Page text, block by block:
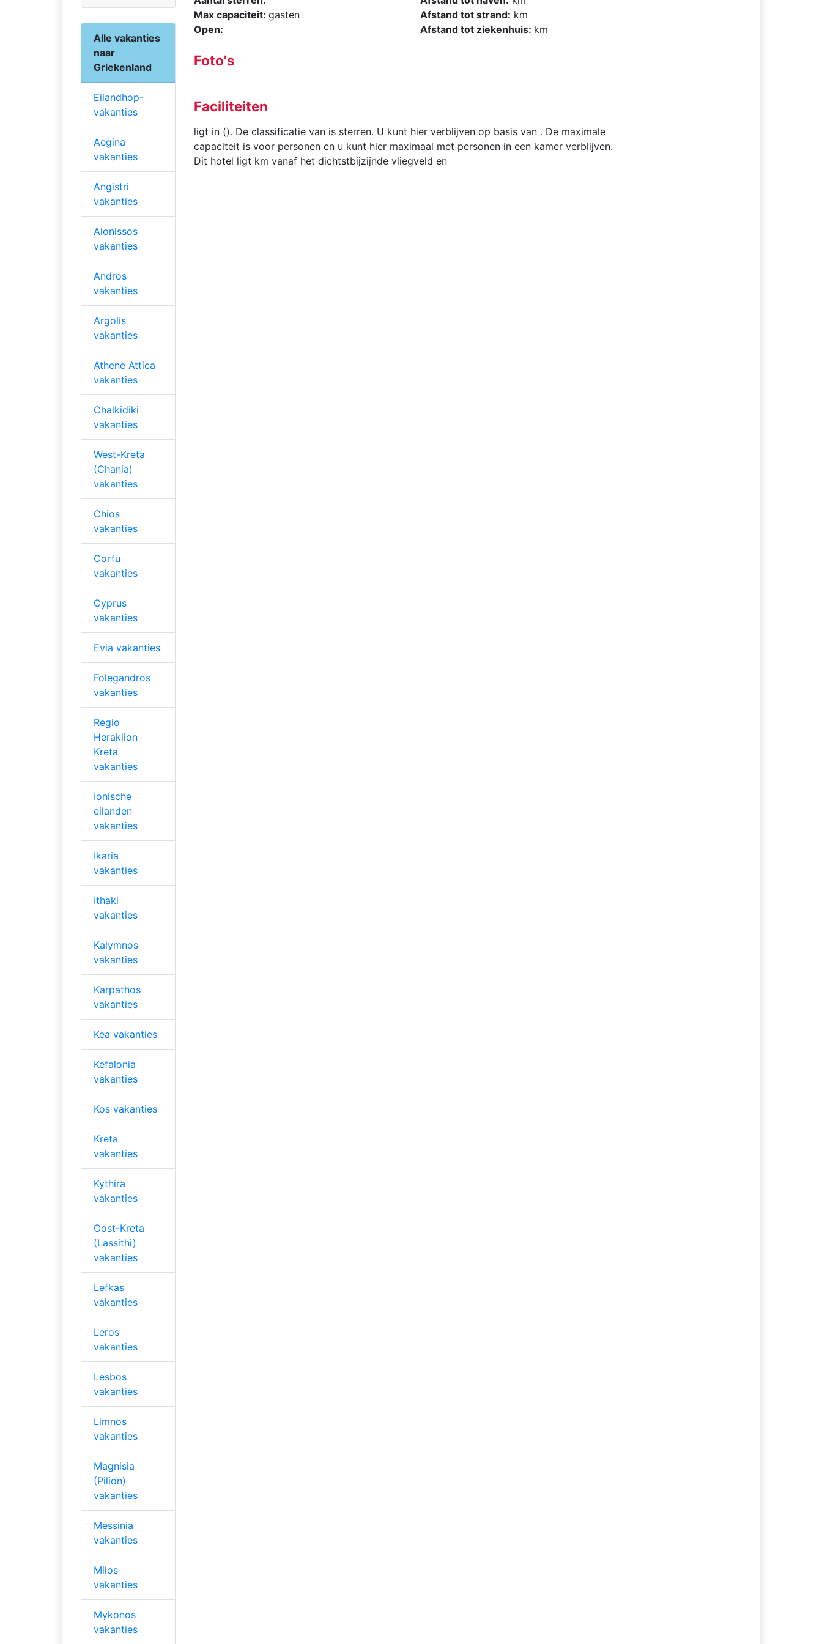
Alle vakanties
naar
Griekenland
Eilandhop-
vakanties
Aegina
vakanties
Angistri
vakanties
Alonissos
vakanties
Andros
vakanties
Argolis
vakanties
Athene Attica
vakanties
Chalkidiki
vakanties
West-Kreta
(Chania)
vakanties
Chios
vakanties
Corfu
vakanties
Cyprus
vakanties
Evia vakanties
Folegandros
vakanties
Regio
Heraklion
Kreta
vakanties
Ionische
eilanden
vakanties
Ikaria
vakanties
Ithaki
vakanties
Kalymnos
vakanties
Karpathos
vakanties
Kea vakanties
Kefalonia
vakanties
Kos vakanties
Kreta
vakanties
Kythira
vakanties
Oost-Kreta
(Lassithi)
vakanties
Lefkas
vakanties
Leros
vakanties
Lesbos
vakanties
Limnos
vakanties
Magnisia
(Pilion)
vakanties
Messinia
vakanties
Milos
vakanties
Mykonos
vakanties
Max capaciteit: gasten
Open:
Afstand tot strand: km
Afstand tot ziekenhuis: km
Foto's
Faciliteiten
ligt in (). De classificatie van is sterren. U kunt hier verblijven op basis van . De maximale
capaciteit is voor personen en u kunt hier maximaal met personen in een kamer verblijven.
Dit hotel ligt km vanaf het dichtstbijzijnde vliegveld en